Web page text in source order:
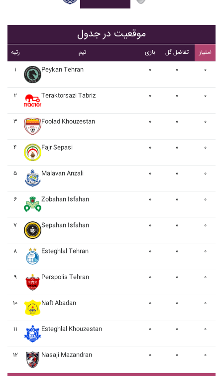
موقعیت در جدول
رتبه تیم بازی تفاضل گل
امتیاز
۱
Peykan Tehran ۰ ۰ ۰
۲ Teraktorsazi Tabriz ۰ ۰ ۰
۳ Foolad Khouzestan ۰ ۰ ۰
۴ Fajr Sepasi ۰ ۰ ۰
۵ Malavan Anzali ۰ ۰ ۰
۶ Zobahan Isfahan ۰ ۰ ۰
۷ Sepahan Isfahan ۰ ۰ ۰
۸ Esteghlal Tehran ۰ ۰ ۰
۹ Perspolis Tehran ۰ ۰ ۰
۱۰ Naft Abadan ۰ ۰ ۰
۱۱ Esteghlal Khouzestan ۰ ۰ ۰
۱۲ Nasaji Mazandran ۰ ۰ ۰